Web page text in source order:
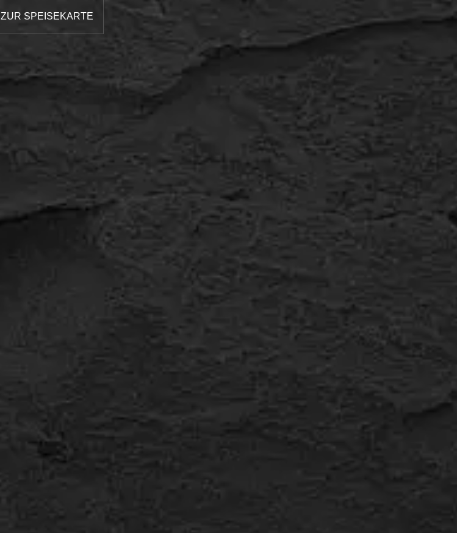
ZUR SPEISEKARTE